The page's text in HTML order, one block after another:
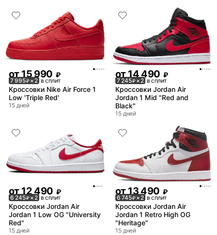
от 15 990 ₽
7 995₽× 2 в сплит
Кроссовки Nike Air Force 1
Low 'Triple Red'
15 дней
от 14 490 ₽
7 245₽× 2 в сплит
Кроссовки Jordan Air
Jordan 1 Mid "Red and
Black"
15 дней
от12 490 ₽
6 245₽× 2 в сплит
Кроссовки Jordan Air
Jordan 1 Low OG "University
Red"
15 дней
от13 490 ₽
6 745₽× 2 в сплит
Кроссовки Jordan Air
Jordan 1 Retro High OG
"Heritage"
15 дней